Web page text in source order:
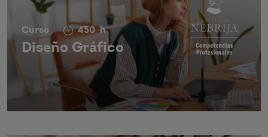
Curso 450 h
Diseño Gráfico